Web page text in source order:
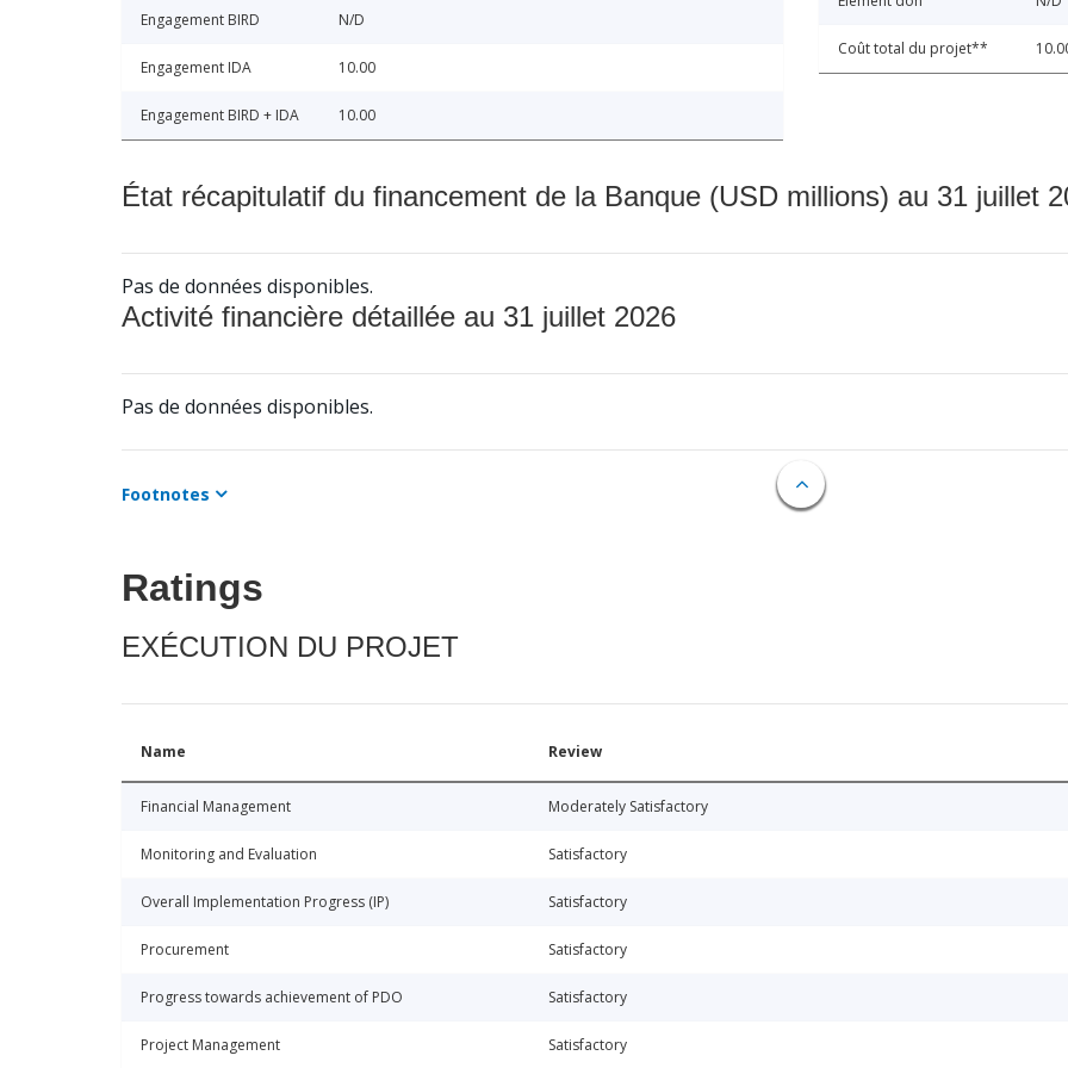
Engagement BIRD N/D
Engagement IDA 10.00
Engagement BIRD + IDA 10.00
Coût total du projet**
État récapitulatif du financement de la Banque (USD millions) au 31 juillet
Pas de données disponibles.
Activité financière détaillée au 31 juillet 2026
Pas de données disponibles.
Footnotes
Ratings
EXÉCUTION DU PROJET
Name Review
Financial Management Moderately Satisfactory
Monitoring and Evaluation Satisfactory
Overall Implementation Progress (IP) Satisfactory
Procurement Satisfactory
Progress towards achievement of PDO Satisfactory
Project Management Satisfactory